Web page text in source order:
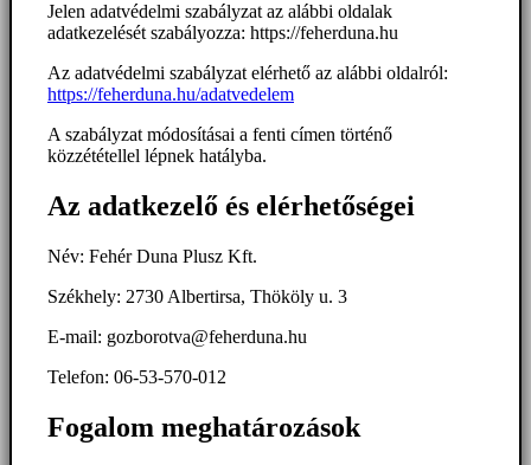
Jelen adatvédelmi szabályzat az alábbi oldalak
adatkezelését szabályozza: https://feherduna.hu
Az adatvédelmi szabályzat elérhető az alábbi oldalról:
https://feherduna.hu/adatvedelem
A szabályzat módosításai a fenti címen történő
közzététellel lépnek hatályba.
Az adatkezelő és elérhetőségei
Név: Fehér Duna Plusz Kft.
Székhely: 2730 Albertirsa, Thököly u. 3
E-mail: gozborotva@feherduna.hu
Telefon: 06-53-570-012
Fogalom meghatározások